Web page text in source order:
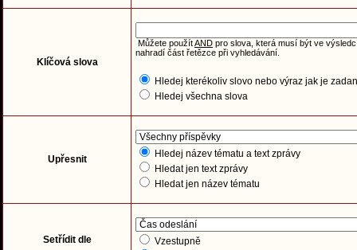
Klíčová slova
Můžete použítAND pro slova, která musí být ve
nahradí část řetězce při vyhledávání.
Hledej kterékoliv slovo nebo výraz jak je
Hledej všechna slova
Upřesnit
Hledej název tématu a text zprávy
Hledat jen text zprávy
Hledat jen název tématu
Setřídit dle
Vzestupně